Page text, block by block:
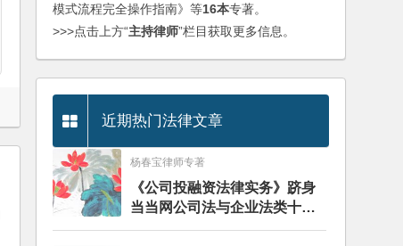
模式流程完全操作指南》等16本专著。
>>>点击上方“主持律师”栏目获取更多信息。
近期热门法律文章
杨春宝律师专著
《公司投融资法律实务》跻身
当当网公司法与企业法类十大
畅销图书榜